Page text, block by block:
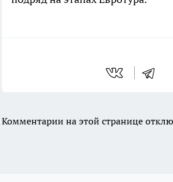
Комментарии на этой странице